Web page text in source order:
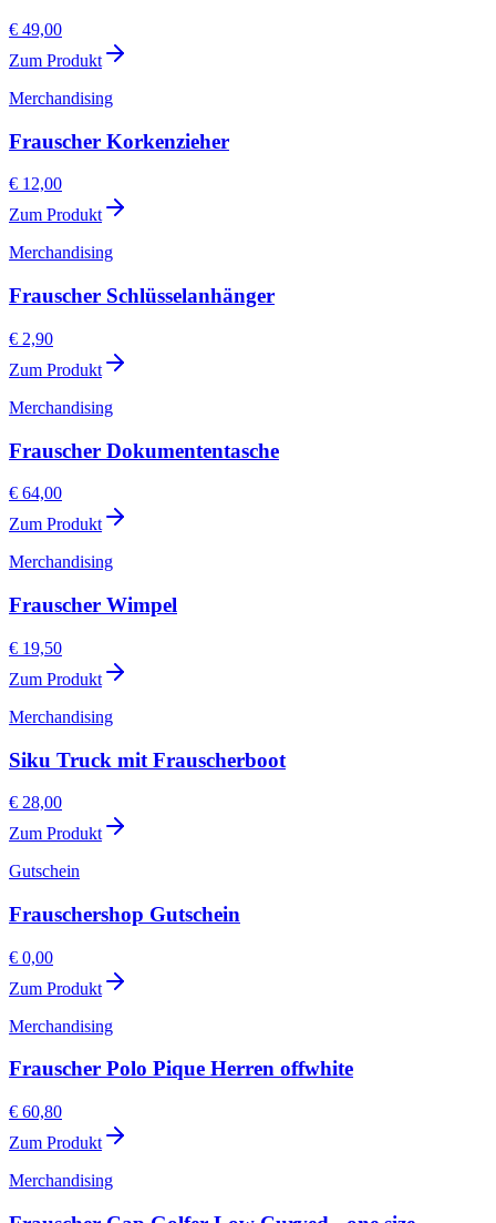
€ 49,00
Zum Produkt
Merchandising
Frauscher Korkenzieher
€ 12,00
Zum Produkt
Merchandising
Frauscher Schlüsselanhänger
€ 2,90
Zum Produkt
Merchandising
Frauscher Dokumententasche
€ 64,00
Zum Produkt
Merchandising
Frauscher Wimpel
€ 19,50
Zum Produkt
Merchandising
Siku Truck mit Frauscherboot
€ 28,00
Zum Produkt
Gutschein
Frauschershop Gutschein
€ 0,00
Zum Produkt
Merchandising
Frauscher Polo Pique Herren offwhite
€ 60,80
Zum Produkt
Merchandising